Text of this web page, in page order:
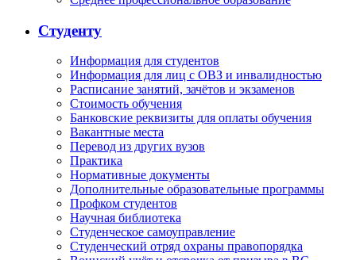
Студенту
Информация для студентов
Информация для лиц с ОВЗ и инвалидностью
Расписание занятий, зачётов и экзаменов
Стоимость обучения
Банковские реквизиты для оплаты обучения
Вакантные места
Перевод из других вузов
Практика
Нормативные документы
Дополнительные образовательные программы
Профком студентов
Научная библиотека
Студенческое самоуправление
Студенческий отряд охраны правопорядка